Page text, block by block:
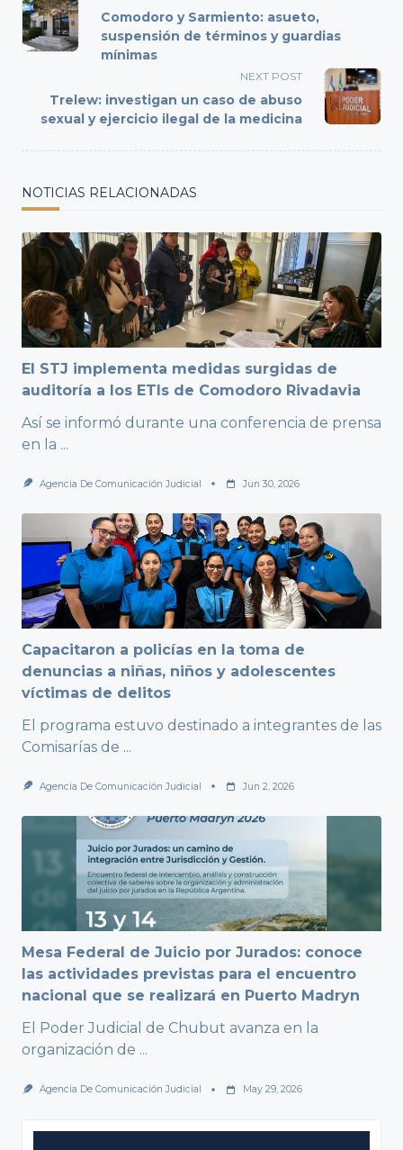
class="nav-
subtitle
screen-
text">Page</span>
Comodoro y Sarmiento: asueto,
suspensión de términos y guardias
mínimas
NEXT POST
Trelew: investigan un caso de abuso
sexual y ejercicio ilegal de la medicina
NOTICIAS RELACIONADAS
El STJ implementa medidas surgidas de
auditoría a los ETIs de Comodoro Rivadavia
Así se informó durante una conferencia de prensa
en la ...
Agencia De Comunicación Judicial Jun 30, 2026
Capacitaron a policías en la toma de
denuncias a niñas, niños y adolescentes
víctimas de delitos
El programa estuvo destinado a integrantes de las
Comisarías de ...
Agencia De Comunicación Judicial Jun 2, 2026
Mesa Federal de Juicio por Jurados: conoce
las actividades previstas para el encuentro
nacional que se realizará en Puerto Madryn
El Poder Judicial de Chubut avanza en la
organización de ...
Agencia De Comunicación Judicial May 29, 2026